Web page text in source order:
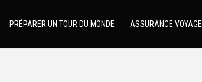
PRÉPARER UN TOUR DU MONDE ASSURANCE VOYAGE